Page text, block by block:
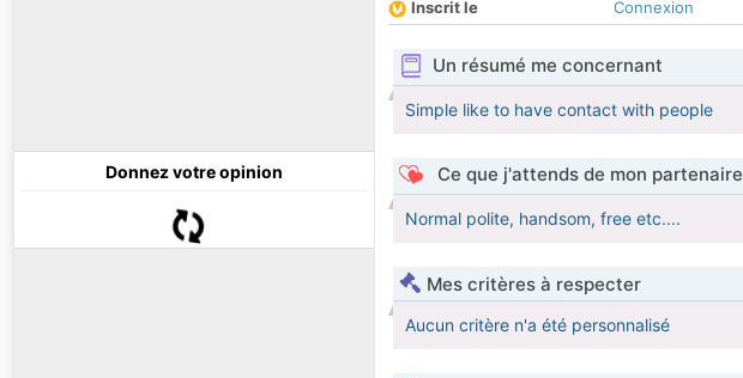
Donnez votre opinion
Inscrit le
Connexion
Un résumé me concernant
Simple like to have contact with people
Ce que j'attends de mon partenaire
Normal polite, handsom, free etc....
Mes critères à respecter
Aucun critère n'a été personnalisé